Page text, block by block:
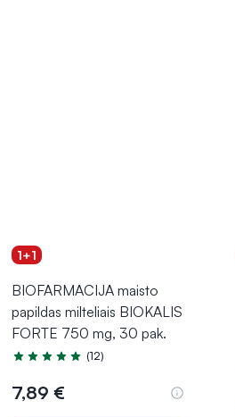
1+1
BIOFARMACIJA maisto
papildas milteliais BIOKALIS
FORTE 750 mg, 30 pak.
Įvertinimas 5.0 iš 5
(12)
7,89 €